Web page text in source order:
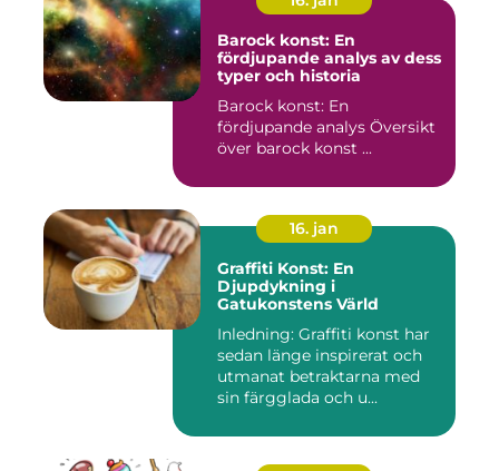
Barock konst: En
fördjupande analys av dess
typer och historia
Barock konst: En
fördjupande analys Översikt
över barock konst ...
16. jan
Graffiti Konst: En
Djupdykning i
Gatukonstens Värld
Inledning: Graffiti konst har
sedan länge inspirerat och
utmanat betraktarna med
sin färgglada och u...